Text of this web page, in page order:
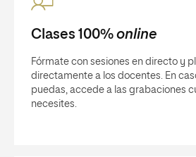
Clases 100% online
Fórmate con sesiones en directo y
directamente a los docentes. En
puedas, accede a las grabaciones
necesites.